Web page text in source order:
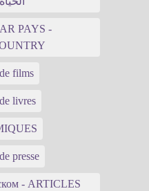
PAYS -
films
livres
presse
- ARTICLES